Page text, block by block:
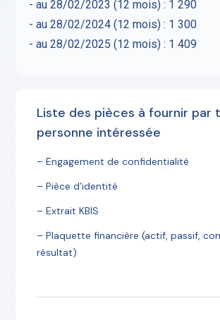
- au 28/02/2023 (12 mois) : 1 290
- au 28/02/2024 (12 mois) : 1 300
- au 28/02/2025 (12 mois) : 1 409
Liste des pièces à fournir par
personne intéressée
– Engagement de confidentialité
– Pièce d’identité
– Extrait KBIS
– Plaquette financière (actif, passif,
résultat)